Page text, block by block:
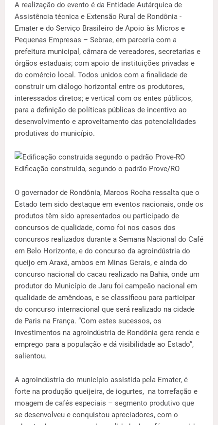
A realização do evento é da Entidade Autárquica de
Assistência técnica e Extensão Rural de Rondônia -
Emater e do Serviço Brasileiro de Apoio às Micros e
Pequenas Empresas – Sebrae, em parceria com a
prefeitura municipal, câmara de vereadores, secretarias e
órgãos estaduais; com apoio de instituições privadas e
do comércio local. Todos unidos com a finalidade de
construir um diálogo horizontal entre os produtores,
interessados diretos; e vertical com os entes públicos,
para a definição de políticas públicas de incentivo ao
desenvolvimento e aproveitamento das potencialidades
produtivas do município.
Edificação construída, segundo o padrão Prove/RO
O governador de Rondônia, Marcos Rocha ressalta que o
Estado tem sido destaque em eventos nacionais, onde os
produtos têm sido apresentados ou participado de
concursos de qualidade, como foi nos casos dos
concursos realizados durante a Semana Nacional do Café
em Belo Horizonte, e do concurso da agroindústria do
queijo em Araxá, ambos em Minas Gerais, e ainda do
concurso nacional do cacau realizado na Bahia, onde um
produtor do Município de Jaru foi campeão nacional em
qualidade de amêndoas, e se classificou para participar
do concurso internacional que será realizado na cidade
de Paris na França. “Com estes sucessos, os
investimentos na agroindústria de Rondônia gera renda e
emprego para a população e dá visibilidade ao Estado”,
salientou.
A agroindústria do município assistida pela Emater, é
forte na produção queijeira, de iogurtes, na torrefação e
moagem de cafés especiais – segmento produtivo que
se desenvolveu e conquistou apreciadores, com o